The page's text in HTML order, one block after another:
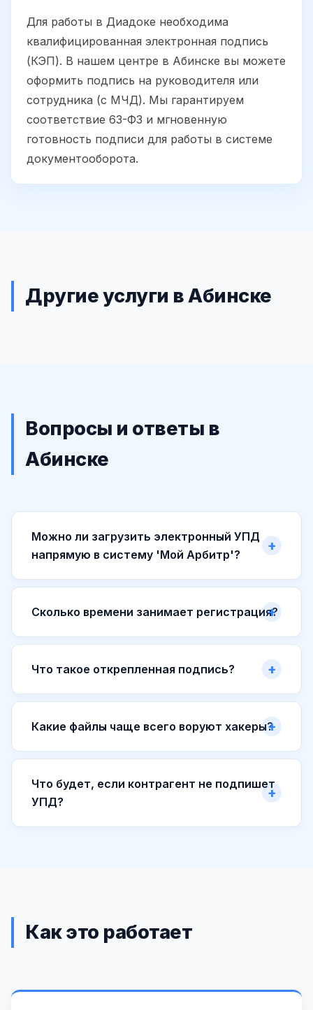
Для работы в Диадоке необходима
квалифицированная электронная подпись
(КЭП). В нашем центре в Абинске вы можете
оформить подпись на руководителя или
сотрудника (с МЧД). Мы гарантируем
соответствие 63-ФЗ и мгновенную
готовность подписи для работы в системе
документооборота.
Другие услуги в Абинске
Вопросы и ответы в
Абинске
Можно ли загрузить электронный УПД
напрямую в систему 'Мой Арбитр'?
Сколько времени занимает регистрация?
Что такое открепленная подпись?
Какие файлы чаще всего воруют хакеры?
Что будет, если контрагент не подпишет
УПД?
Как это работает